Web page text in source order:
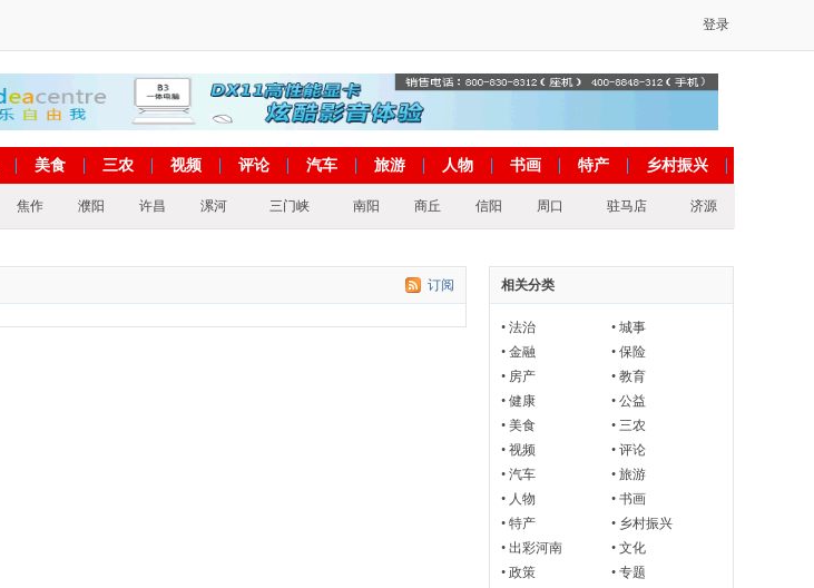
登录
美食 三农 视频 评论 汽车 旅游 人物 书画 特产 乡村振兴
焦作 濮阳 许昌 漯河 三门峡 南阳 商丘 信阳 周口 驻马店 济源
订阅 相关分类
• 法治 • 城事
• 金融 • 保险
• 房产 • 教育
• 健康 • 公益
• 美食 • 三农
• 视频 • 评论
• 汽车 • 旅游
• 人物 • 书画
• 特产 • 乡村振兴
• 出彩河南 • 文化
• 政策 • 专题